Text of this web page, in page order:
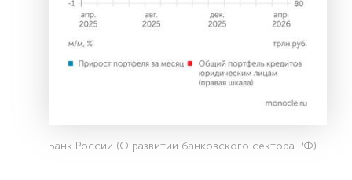
Банк России (О развитии банковского сектора РФ)